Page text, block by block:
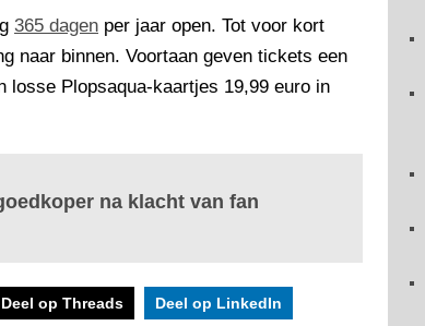
365 dagen per jaar open. Tot voor kort
naar binnen. Voortaan geven tickets een
losse Plopsaqua-kaartjes 19,99 euro in
na klacht van fan
Deel op Threads Deel op LinkedIn